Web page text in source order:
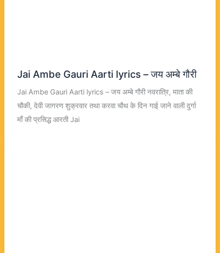
Jai Ambe Gauri Aarti lyrics – जय अम्बे गौरी
Jai Ambe Gauri Aarti lyrics – जय अम्बे गौरी नवरात्रि, माता की
चौकी, देवी जागरण शुक्रवार तथा करवा चौथ के दिन गाई जाने वाली दुर्गा
माँ की प्रसिद्ध आरती Jai